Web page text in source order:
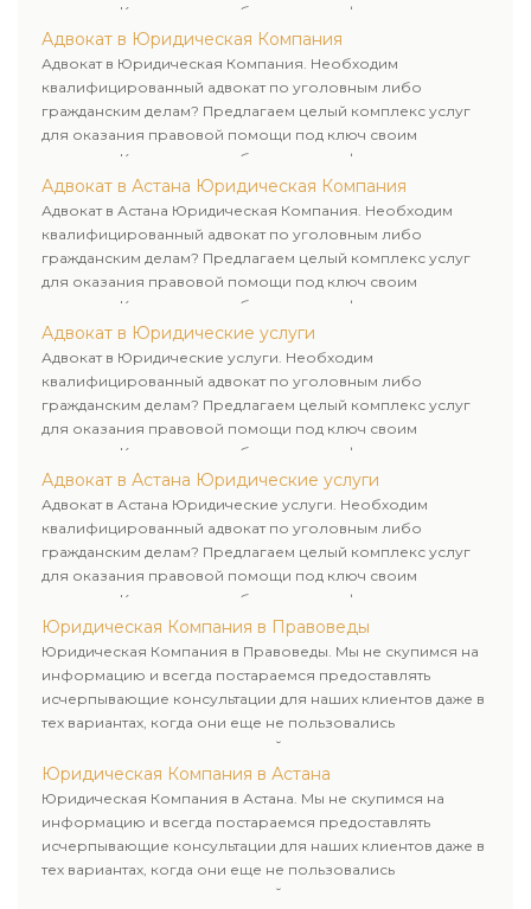
клиентам. Комплексное обслуживание физических и
юридических лиц. Индивидуальный подход к каждому
клиенту.
Адвокат в Юридическая Компания
Адвокат в Юридическая Компания. Необходим
квалифицированный адвокат по уголовным либо
гражданским делам? Предлагаем целый комплекс услуг
для оказания правовой помощи под ключ своим
клиентам. Комплексное обслуживание физических и
юридических лиц. Индивидуальный подход к каждому
клиенту.
Адвокат в Астана Юридическая Компания
Адвокат в Астана Юридическая Компания. Необходим
квалифицированный адвокат по уголовным либо
гражданским делам? Предлагаем целый комплекс услуг
для оказания правовой помощи под ключ своим
клиентам. Комплексное обслуживание физических и
юридических лиц. Индивидуальный подход к каждому
клиенту.
Адвокат в Юридические услуги
Адвокат в Юридические услуги. Необходим
квалифицированный адвокат по уголовным либо
гражданским делам? Предлагаем целый комплекс услуг
для оказания правовой помощи под ключ своим
клиентам. Комплексное обслуживание физических и
юридических лиц. Индивидуальный подход к каждому
клиенту.
Адвокат в Астана Юридические услуги
Адвокат в Астана Юридические услуги. Необходим
квалифицированный адвокат по уголовным либо
гражданским делам? Предлагаем целый комплекс услуг
для оказания правовой помощи под ключ своим
клиентам. Комплексное обслуживание физических и
юридических лиц. Индивидуальный подход к каждому
клиенту.
Юридическая Компания в Правоведы
Юридическая Компания в Правоведы. Мы не скупимся на
информацию и всегда постараемся предоставлять
исчерпывающие консультации для наших клиентов даже в
тех вариантах, когда они еще не пользовались
юридическими услугами нашей компании.
Юридическая Компания в Астана
Юридическая Компания в Астана. Мы не скупимся на
информацию и всегда постараемся предоставлять
исчерпывающие консультации для наших клиентов даже в
тех вариантах, когда они еще не пользовались
юридическими услугами нашей компании.